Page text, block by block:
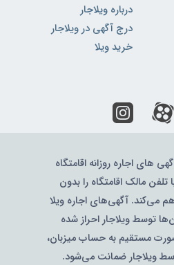
درباره ویلاجار
درج آگهی در ویلاجار
خرید ویلا
های اجاره روزانه اقامتگاه
مالک اقامتگاه را بدون
می‌کند. آگهی‌های اجاره ویلا
توسط ویلاجار احراز شده
مستقیم به حساب میزبان،
ویلاجار ضمانت می‌شود.